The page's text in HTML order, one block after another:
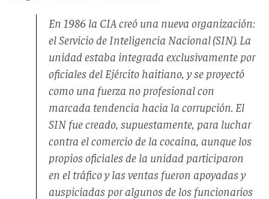
En 1986 la CIA creó una nueva organización:
el Servicio de Inteligencia Nacional (SIN). La
unidad estaba integrada exclusivamente por
oficiales del Ejército haitiano, y se proyectó
como una fuerza no profesional con
marcada tendencia hacia la corrupción. El
SIN fue creado, supuestamente, para luchar
contra el comercio de la cocaína, aunque los
propios oficiales de la unidad participaron
en el tráfico y las ventas fueron apoyadas y
auspiciadas por algunos de los funcionarios